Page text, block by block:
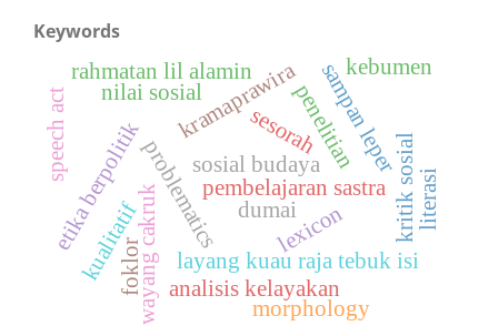
Keywords
problematicspembelajaran sastra
sesorah
wayang cakruk kritik sosial
layang kuau raja tebuk isi
kramaprawira
sosial budayasampan leper
kualitatif
penelitian
dumai
rahmatan lil alamin
etika berpolitik literasi
nilai sosial
foklor analisis kelayakan
lexicon
speech act
morphology
kebumen